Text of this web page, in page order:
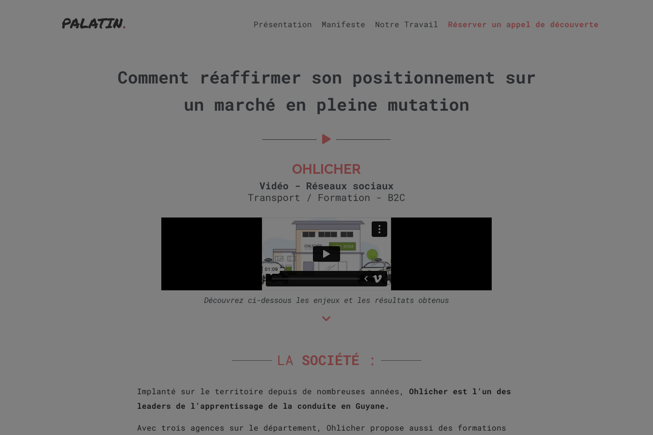
Présentation Manifeste Notre Travail Réserver un appel de découverte
Comment réaffirmer son positionnement sur
un marché en pleine mutation
OHLICHER
Vidéo - Réseaux sociaux
Transport / Formation - B2C
Découvrez ci-dessous les enjeux et les résultats obtenus
LA SOCIÉTÉ :
Implanté sur le territoire depuis de nombreuses années, Ohlicher est l’un des
leaders de l’apprentissage de la conduite en Guyane.
Avec trois agences sur le département, Ohlicher propose aussi des formations